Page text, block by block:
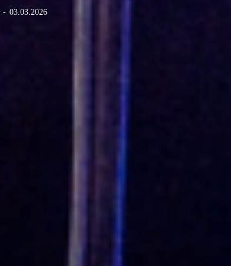
- 03.03.2026